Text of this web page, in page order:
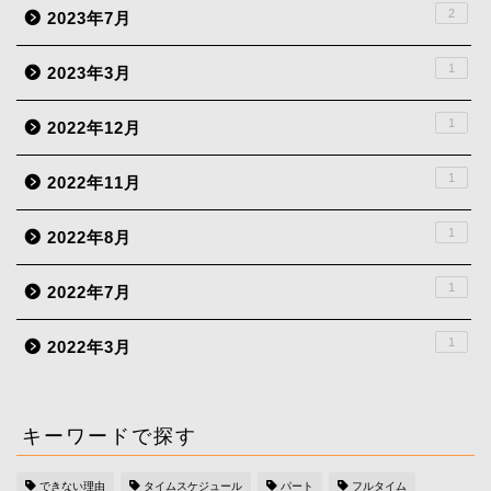
2023年7月 2
2023年3月 1
2022年12月 1
2022年11月 1
2022年8月 1
2022年7月 1
2022年3月 1
キーワードで探す
できない理由 タイムスケジュール パート フルタイム